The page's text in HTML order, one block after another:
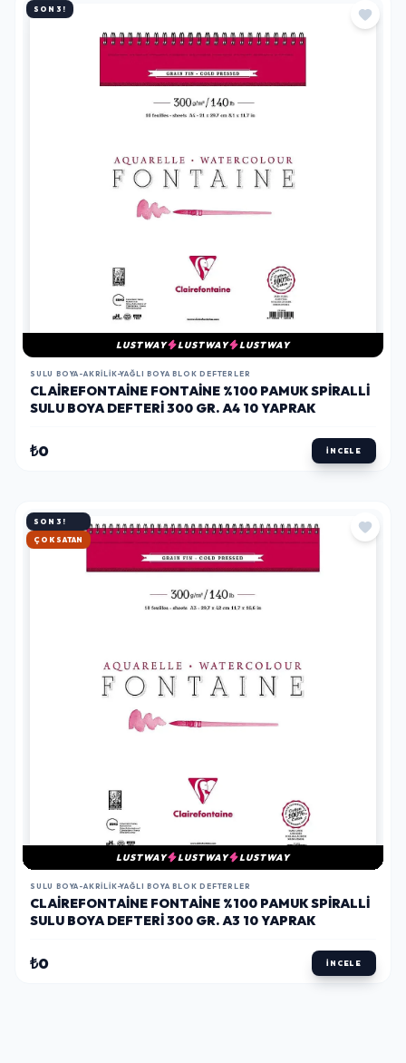
SON 3!
LUSTWAY LUSTWAY LUSTWAY
SULU BOYA-AKRILIK-YAĞLI BOYA BLOK DEFTERLER
CLAIREFONTAINE FONTAINE %100 PAMUK SPIRALLI
SULU BOYA DEFTERI 300 GR. A4 10 YAPRAK
₺0 İNCELE
SON 3!
HIZLI KARGO
LUSTWAY LUSTWAY LUSTWAY
SULU BOYA-AKRILIK-YAĞLI BOYA BLOK DEFTERLER
CLAIREFONTAINE FONTAINE %100 PAMUK SPIRALLI
SULU BOYA DEFTERI 300 GR. A3 10 YAPRAK
₺0 İNCELE